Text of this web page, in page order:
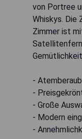
von Portree
Whiskys. Die
Zimmer ist
-
-
- Große
- Modern
-